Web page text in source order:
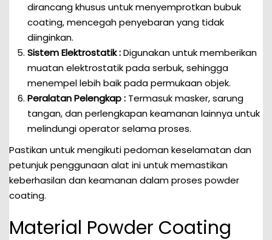
dirancang khusus untuk menyemprotkan bubuk
coating, mencegah penyebaran yang tidak
diinginkan.
Sistem Elektrostatik :Digunakan untuk memberikan
muatan elektrostatik pada serbuk, sehingga
menempel lebih baik pada permukaan objek.
Peralatan Pelengkap : Termasuk masker, sarung
tangan, dan perlengkapan keamanan lainnya untuk
melindungi operator selama proses.
Pastikan untuk mengikuti pedoman keselamatan dan
petunjuk penggunaan alat ini untuk memastikan
keberhasilan dan keamanan dalam proses powder
coating.
Material Powder Coating